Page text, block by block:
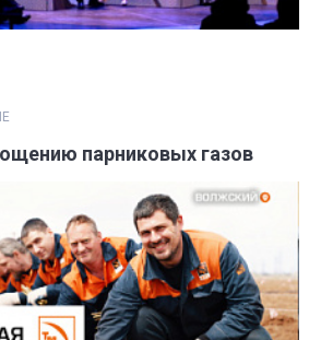
парниковых газов